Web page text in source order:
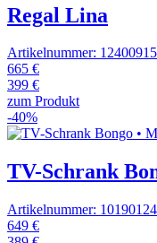
Regal Lina
Artikelnummer:
665 €
399 €
zum Produkt
-40%
TV-Schrank
Artikelnummer:
649 €